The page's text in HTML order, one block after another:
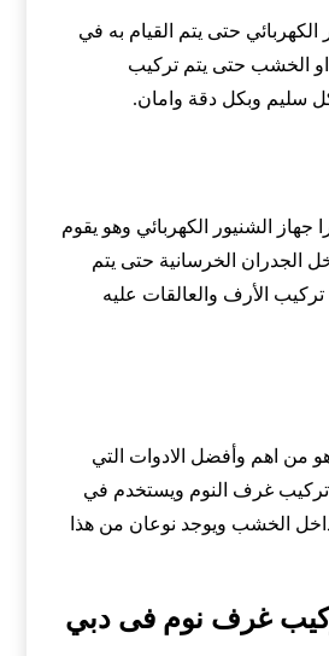
حتى يتم القيام به في
الخشب حتى يتم تركيب
سليم وبكل دقة وامان.
جهاز الشنيور الكهربائي وهو يقوم
الجدران الخرسانية حتى يتم
الأرف والعالقات عليه
من اهم وأفضل الادوات التي
غرف النوم ويستخدم في
الخشب ويوجد نوعان من هذا
غرف نوم فى دبي